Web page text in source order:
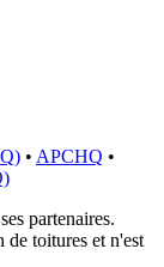
• APCHQ •
partenaires.
de toitures et n'est